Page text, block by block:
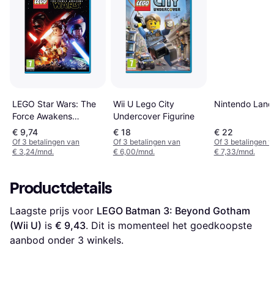
LEGO Star Wars: The
Force Awakens
Nintendo Wii U Action
€ 9,74
Of 3 betalingen van
€ 3,24/mnd.
Wii U Lego City
Undercover Figurine
€ 18
Of 3 betalingen van
€ 6,00/mnd.
Nintendo
€ 22
Of 3 betalingen
€ 7,33/mnd.
Productdetails
Laagste prijs voor LEGO Batman 3: Beyond Gotham
(Wii U) is € 9,43. Dit is momenteel het goedkoopste
aanbod onder 3 winkels.